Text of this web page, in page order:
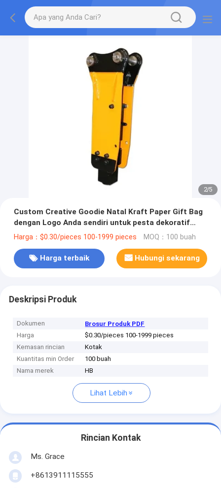
2/5
Custom Creative Goodie Natal Kraft Paper Gift Bag
dengan Logo Anda sendiri untuk pesta dekoratif
Natal
Harga：$0.30/pieces 100-1999 pieces MOQ：100 buah
Harga terbaik Hubungi sekarang
Deskripsi Produk
Dokumen
Brosur Produk PDF
Harga
$0.30/pieces 100-1999 pieces
Kemasan rincian
Kotak
Kuantitas min Order
100 buah
Nama merek
HB
Lihat Lebih
Rincian Kontak
Ms. Grace
+8613911115555